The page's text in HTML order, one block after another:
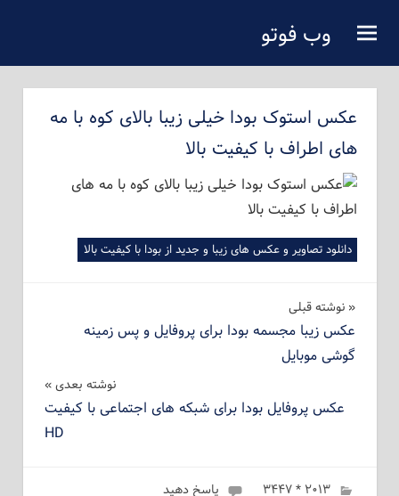
محتوای
اصلی
وب فوتو
عکس استوک بودا خیلی زیبا بالای کوه با مه
های اطراف با کیفیت بالا
دانلود تصاویر و عکس های زیبا و جدید از بودا با کیفیت بالا
راهبری
نوشته
نوشته‌ قبلی
عکس زیبا مجسمه بودا برای پروفایل و پس زمینه
گوشی موبایل
نوشته بعدی
عکس پروفایل بودا برای شبکه های اجتماعی با کیفیت
HD
ژانویه 19, 2023
admin
۲۰۱۳ * ۳۴۴۷ پاسخ دهید